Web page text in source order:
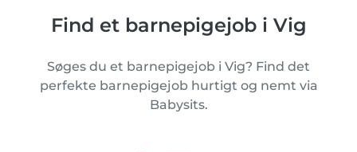
Find et barnepigejob i Vig
Søges du et barnepigejob i Vig? Find det
perfekte barnepigejob hurtigt og nemt via
Babysits.